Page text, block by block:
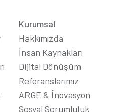
Kurumsal
Hakkımızda
İnsan Kaynakları
Dijital Dönüşüm
Referanslarımız
ARGE & İnovasyon
Sosyal Sorumluluk